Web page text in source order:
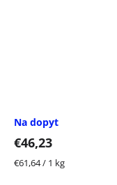
Na dopyt
€46,23
Jednotková
€61,64 / 1 kg